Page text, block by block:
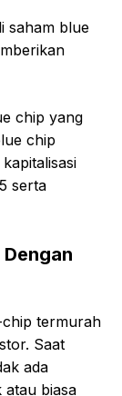
saham blue
chip yang
chip
serta
chip termurah
Saat
ada
atau biasa